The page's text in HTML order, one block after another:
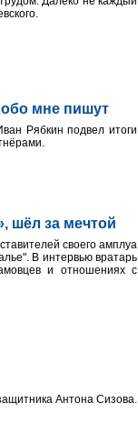
обо мне пишут
Рябкин подвел итоги
шёл за мечтой
своего амплуа
В интервью вратарь
и отношениях с
Антона Сизова.